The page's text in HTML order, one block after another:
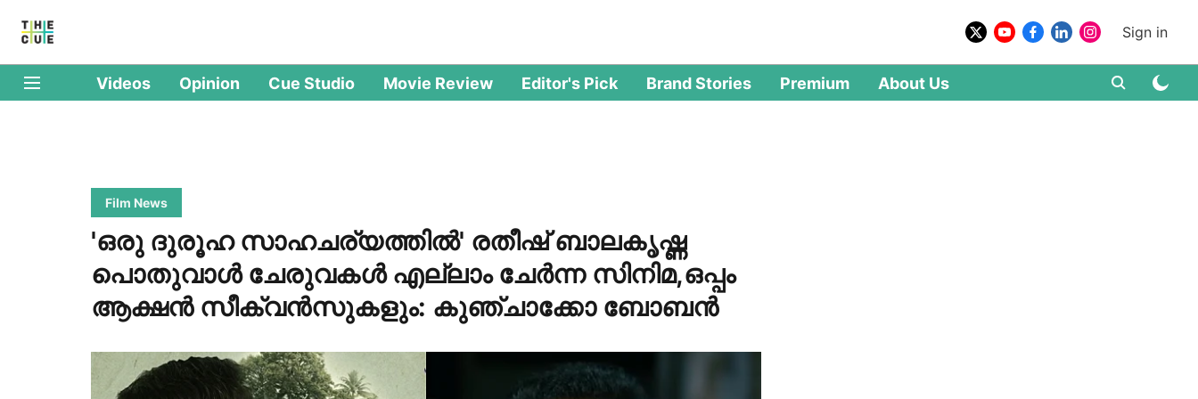
Sign in
Videos Opinion Cue Studio Movie Review Editor's Pick Brand Stories Premium About Us
Film News
'ഒരു ദുരൂഹ സാഹചര്യത്തിൽ' രതീഷ് ബാലകൃഷ്ണ
പൊതുവാൾ ചേരുവകൾ എല്ലാം ചേർന്ന സിനിമ,ഒപ്പം
ആക്ഷൻ സീക്വൻസുകളും: കുഞ്ചാക്കോ ബോബൻ